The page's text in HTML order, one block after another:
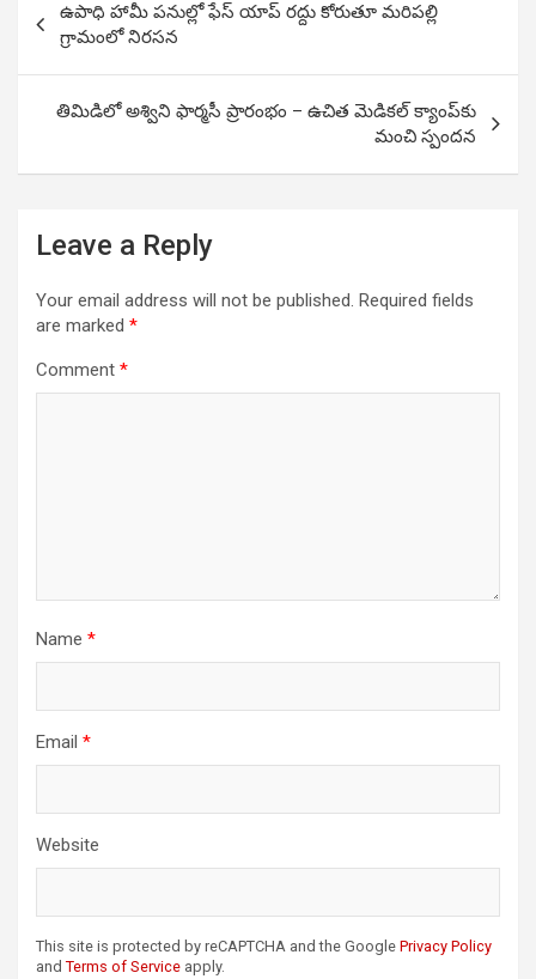
navigation
ఉపాధి హామీ పనుల్లో ఫేస్ యాప్ రద్దు కోరుతూ మరిపల్లి
గ్రామంలో నిరసన
తిమిడిలో అశ్విని ఫార్మసీ ప్రారంభం – ఉచిత మెడికల్ క్యాంప్‌కు
మంచి స్పందన
Leave a Reply
Your email address will not be published. Required fields
are marked *
Comment *
Name *
Email *
Website
This site is protected by reCAPTCHA and the Google Privacy Policy
and Terms of Service apply.